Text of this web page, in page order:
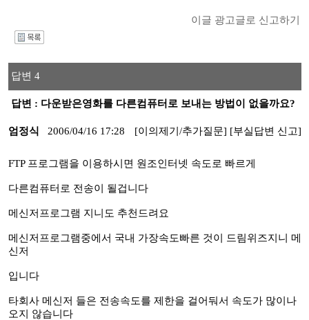
이글 광고글로 신고하기
답변 4
답변 : 다운받은영화를 다른컴퓨터로 보내는 방법이 없을까요?
엄정식 2006/04/16 17:28 [이의제기/추가질문] [부실답변 신고]
FTP 프로그램을 이용하시면 원조인터넷 속도로 빠르게
다른컴퓨터로 전송이 될겁니다
메신저프로그램 지니도 추천드려요
메신저프로그램중에서 국내 가장속도빠른 것이 드림위즈지니 메
신저
입니다
타회사 메신저 들은 전송속도를 제한을 걸어둬서 속도가 많이나
오지 않습니다